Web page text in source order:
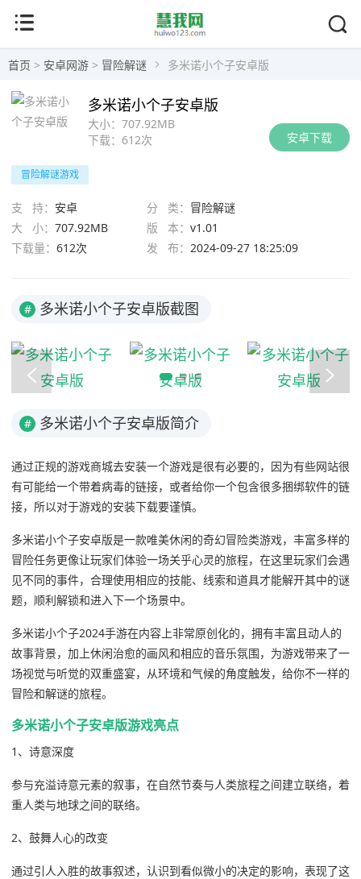
首页 > 安卓网游 > 冒险解谜 多米诺小个子安卓版
安卓下载
大小： 707.92MB
下载： 612次
多米诺小个子安卓版
冒险解谜游戏
支 持： 安卓 分 类： 冒险解谜
大 小： 707.92MB 版 本： v1.01
下载量： 612次 发 布： 2024-09-27 18:25:09
# 多米诺小个子安卓版截图
# 多米诺小个子安卓版简介
通过正规的游戏商城去安装一个游戏是很有必要的，因为有些网站很
有可能给一个带着病毒的链接，或者给你一个包含很多捆绑软件的链
接，所以对于游戏的安装下载要谨慎。
多米诺小个子安卓版是一款唯美休闲的奇幻冒险类游戏，丰富多样的
冒险任务更像让玩家们体验一场关乎心灵的旅程，在这里玩家们会遇
见不同的事件，合理使用相应的技能、线索和道具才能解开其中的谜
题，顺利解锁和进入下一个场景中。
多米诺小个子2024手游在内容上非常原创化的，拥有丰富且动人的
故事背景，加上休闲治愈的画风和相应的音乐氛围，为游戏带来了一
场视觉与听觉的双重盛宴，从环境和气候的角度触发，给你不一样的
冒险和解谜的旅程。
多米诺小个子安卓版游戏亮点
1、诗意深度
参与充溢诗意元素的叙事，在自然节奏与人类旅程之间建立联络，着
重人类与地球之间的联络。
2、鼓舞人心的改变
通过引人入胜的故事叙述，认识到看似微小的决定的影响，表现了这